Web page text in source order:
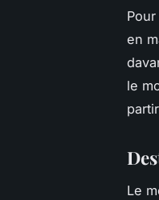
en
le
Le